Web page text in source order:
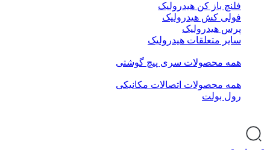
فلنچ باز کن هیدرولیک
فولی کش هیدرولیک
پرس هیدرولیک
سایر متعلقات هیدرولیک
همه محصولات سری پیچ گوشتی
همه محصولات اتصالات مکانیکی
رول بولت